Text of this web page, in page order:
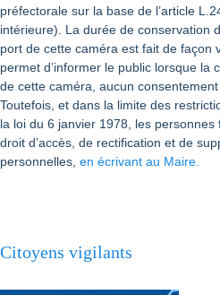
préfectorale sur la base de l’article
intérieure). La durée de conservation
port de cette caméra est fait de façon
permet d’informer le public lorsque la
de cette caméra, aucun consentement
Toutefois, et dans la limite des
la loi du 6 janvier 1978, les
droit d’accès, de rectification et de
personnelles, en écrivant au Maire.
Citoyens vigilants